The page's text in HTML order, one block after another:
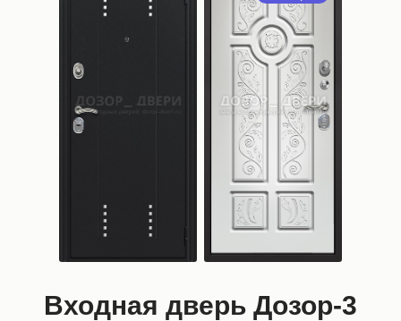
Входная дверь Дозор-3